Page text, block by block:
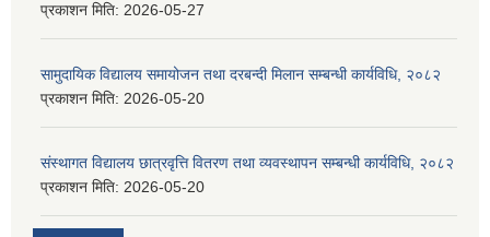
प्रकाशन मिति: 2026-05-27
सामुदायिक विद्यालय समायोजन तथा दरबन्दी मिलान सम्बन्धी कार्यविधि, २०८२
प्रकाशन मिति: 2026-05-20
संस्थागत विद्यालय छात्रवृत्ति वितरण तथा व्यवस्थापन सम्बन्धी कार्यविधि, २०८२
प्रकाशन मिति: 2026-05-20